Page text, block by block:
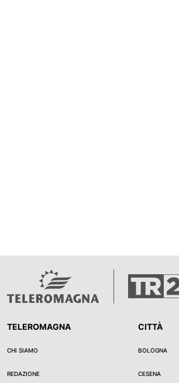
TELEROMAGNA
CHI SIAMO
REDAZIONE
CITTÀ
BOLOGNA
CESENA